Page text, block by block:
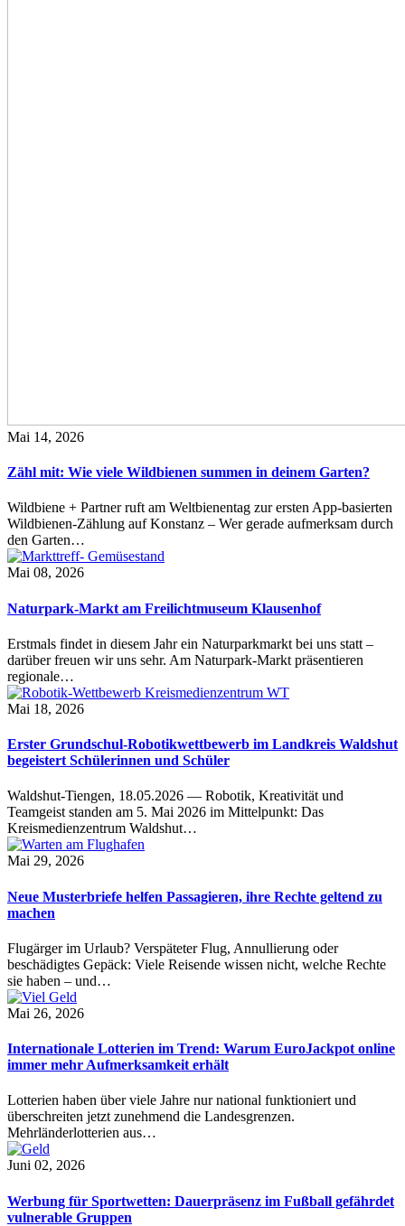
Mai 14, 2026
Zähl mit: Wie viele Wildbienen summen in deinem Garten?
Wildbiene + Partner ruft am Weltbienentag zur ersten App-basierten
Wildbienen-Zählung auf Konstanz – Wer gerade aufmerksam durch
den Garten…
Mai 08, 2026
Naturpark-Markt am Freilichtmuseum Klausenhof
Erstmals findet in diesem Jahr ein Naturparkmarkt bei uns statt –
darüber freuen wir uns sehr. Am Naturpark-Markt präsentieren
regionale…
Mai 18, 2026
Erster Grundschul-Robotikwettbewerb im Landkreis Waldshut
begeistert Schülerinnen und Schüler
Waldshut-Tiengen, 18.05.2026 — Robotik, Kreativität und
Teamgeist standen am 5. Mai 2026 im Mittelpunkt: Das
Kreismedienzentrum Waldshut…
Mai 29, 2026
Neue Musterbriefe helfen Passagieren, ihre Rechte geltend zu
machen
Flugärger im Urlaub? Verspäteter Flug, Annullierung oder
beschädigtes Gepäck: Viele Reisende wissen nicht, welche Rechte
sie haben – und…
Mai 26, 2026
Internationale Lotterien im Trend: Warum EuroJackpot online
immer mehr Aufmerksamkeit erhält
Lotterien haben über viele Jahre nur national funktioniert und
überschreiten jetzt zunehmend die Landesgrenzen.
Mehrländerlotterien aus…
Juni 02, 2026
Werbung für Sportwetten: Dauerpräsenz im Fußball gefährdet
vulnerable Gruppen